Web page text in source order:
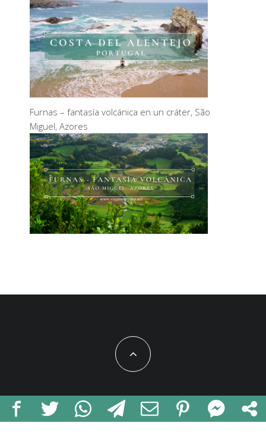
Furnas – fantasía volcánica en un cráter, São
Miguel, Azores